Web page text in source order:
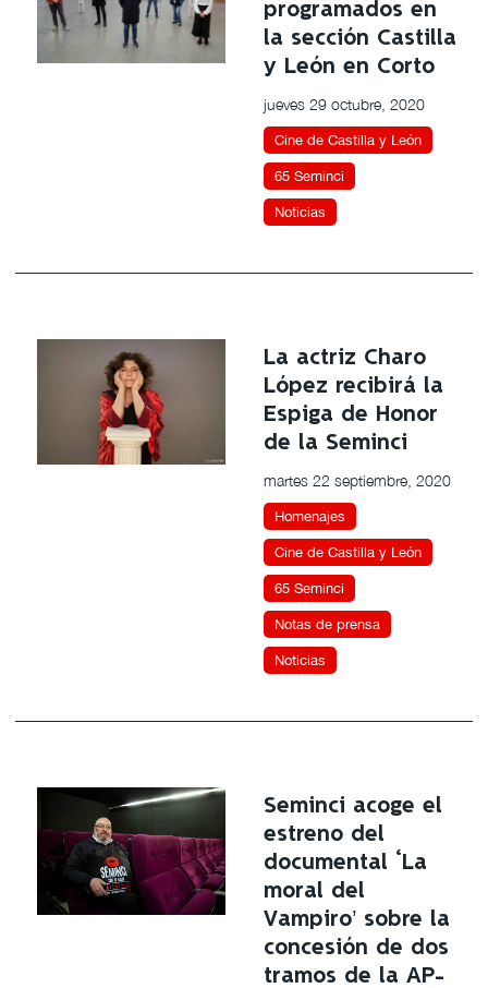
programados en
la sección Castilla
y León en Corto
jueves 29 octubre, 2020
Cine de Castilla y León
65 Seminci
Noticias
La actriz Charo
López recibirá la
Espiga de Honor
de la Seminci
martes 22 septiembre, 2020
Homenajes
Cine de Castilla y León
65 Seminci
Notas de prensa
Noticias
Seminci acoge el
estreno del
documental ‘La
moral del
Vampiro’ sobre la
concesión de dos
tramos de la AP-